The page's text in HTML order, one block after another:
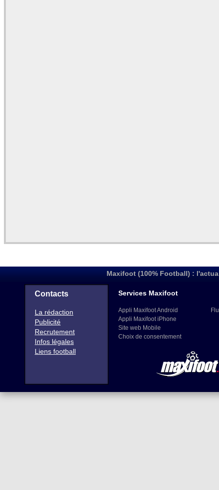
Maxifoot (100% Football) :
Contacts
La rédaction
Publicité
Recrutement
Infos légales
Liens football
Services Maxifoot
Appli Maxifoot Android
Appli Maxifoot iPhone
Site web Mobile
Choix de consentement